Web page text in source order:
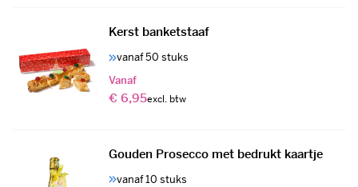
Kerst banketstaaf
vanaf 50 stuks
Vanaf
€ 6,95
Gouden Prosecco met bedrukt kaartje
vanaf 10 stuks